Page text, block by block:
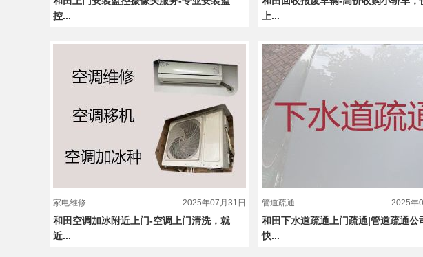
控...
上...
家电维修 2025年07月31日
和田空调加冰附近上门-空调上门清洗，就
近...
管道疏通 2025年
和田下水道疏通上门疏通|管道疏通公
快...